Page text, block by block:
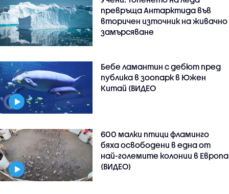
превръща Антарктида във
вторичен източник на живачно
замърсяване
Бебе ламантин с дебют пред
публика в зоопарк в Южен
Китай (ВИДЕО
600 малки птици фламинго
бяха освободени в една от
най-големите колонии в Европа
(ВИДЕО)